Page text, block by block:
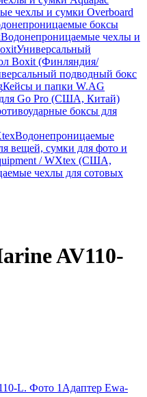
чехлы и сумки Overboard
боксы
Водонепроницаемые чехлы и
Универсальный
Boxit (Финляндия/
подводный бокс
Кейсы и папки W.AG
Go Pro (США, Китай)
боксы для
Водонепроницаемые
вещей, сумки для фото и
/ WXtex (США,
чехлы для сотовых
AV110-
Адаптер Ewa-